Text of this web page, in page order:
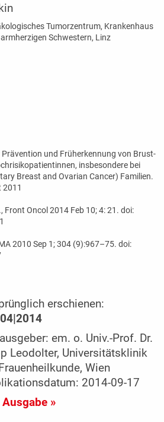
Tumorzentrum, Krankenhaus
Schwestern, Linz
Prävention und Früherkennung von Brust-
insbesondere bei
Breast and Ovarian Cancer) Familien.
2011
Front Oncol 2014 Feb 10; 4: 21. doi:
2010 Sep 1; 304 (9):967–75. doi:
erschienen:
em. o. Univ.-Prof. Dr.
Leodolter, Universitätsklinik
Wien
2014-09-17
»